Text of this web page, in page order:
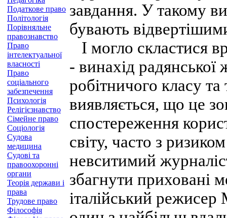
Податкове право
Політологія
Порівняльне
правознавство
Право
інтелектуальної
власності
Право
соціального
забезпечення
Психологія
Релігієзнавство
Сімейне право
Соціологія
Судова
медицина
Судові та
правоохоронні
органи
Теорія держави і
права
Трудове право
Філософія
завдання. У такому
бувають
І могло скластися
- винахід
робітничого класу
виявляється, що це
спостереження
світу, часто з
невситимий
збагнути приховані
італійський